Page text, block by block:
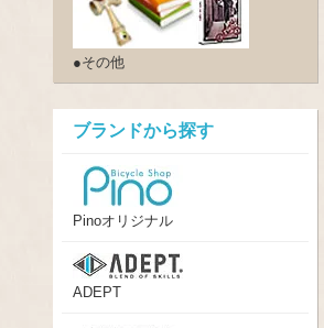
●その他
ブランドから探す
Pinoオリジナル
ADEPT